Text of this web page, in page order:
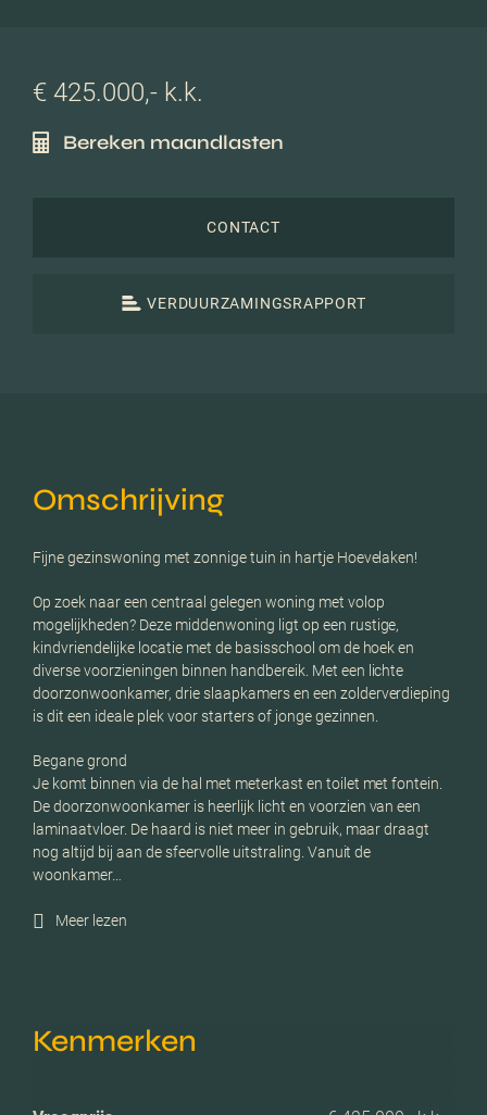
€ 425.000,- k.k.
Bereken maandlasten
CONTACT
VERDUURZAMINGSRAPPORT
Omschrijving
Fijne gezinswoning met zonnige tuin in hartje Hoevelaken!
Op zoek naar een centraal gelegen woning met volop
mogelijkheden? Deze middenwoning ligt op een rustige,
kindvriendelijke locatie met de basisschool om de hoek en
diverse voorzieningen binnen handbereik. Met een lichte
doorzonwoonkamer, drie slaapkamers en een zolderverdieping
is dit een ideale plek voor starters of jonge gezinnen.
Begane grond
Je komt binnen via de hal met meterkast en toilet met fontein.
De doorzonwoonkamer is heerlijk licht en voorzien van een
laminaatvloer. De haard is niet meer in gebruik, maar draagt
nog altijd bij aan de sfeervolle uitstraling. Vanuit de
woonkamer…
Meer lezen
Kenmerken